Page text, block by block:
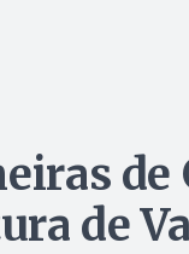
de
de